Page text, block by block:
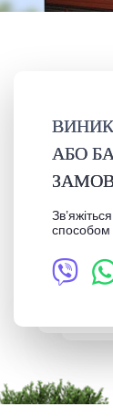
АБО